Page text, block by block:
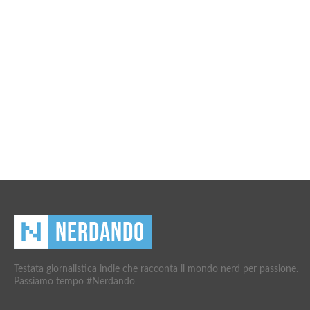
Testata giornalistica indie che racconta il mondo nerd per passione.
Passiamo tempo #Nerdando